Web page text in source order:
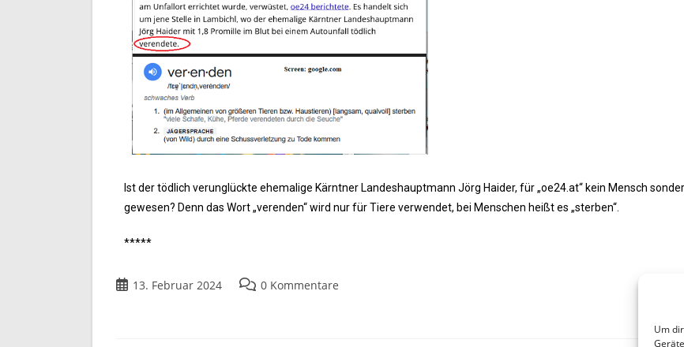
Um
Ist der tödlich verunglückte ehemalige Kärntner Landeshauptmann Jörg Haider, für „oe24.at“ kein Mensch
gewesen? Denn das Wort „verenden“ wird nur für Tiere verwendet, bei Menschen heißt es „sterben“.
*****
13. Februar 2024 0 Kommentare